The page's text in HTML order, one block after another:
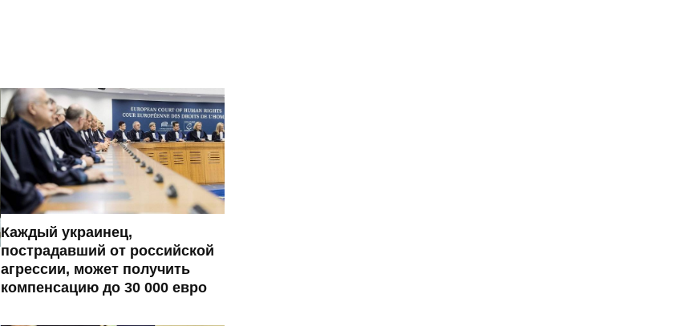
Каждый украинец,
пострадавший от российской
агрессии, может получить
компенсацию до 30 000 евро